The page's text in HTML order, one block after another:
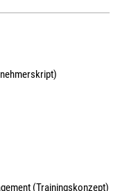
(Trainingskonzept)